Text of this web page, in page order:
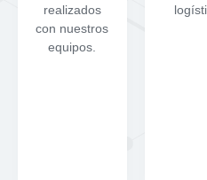
realizados
con nuestros
equipos.